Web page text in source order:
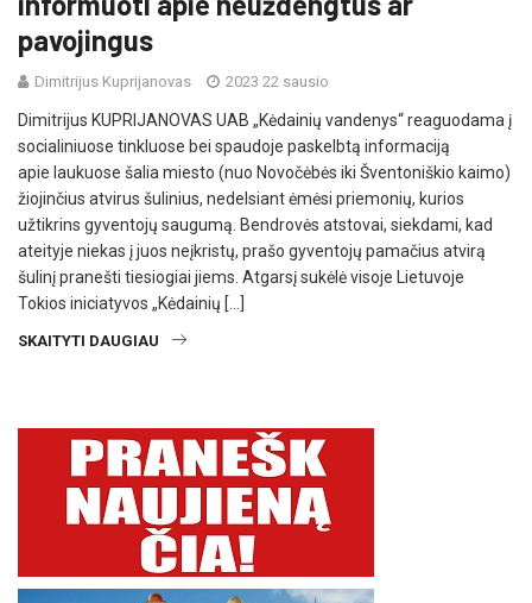
pavojingus
Dimitrijus Kuprijanovas 2023 22 sausio
Dimitrijus KUPRIJANOVAS UAB „Kėdainių vandenys“ reaguodama į
socialiniuose tinkluose bei spaudoje paskelbtą informaciją
apie laukuose šalia miesto (nuo Novočėbės iki Šventoniškio kaimo)
žiojinčius atvirus šulinius, nedelsiant ėmėsi priemonių, kurios
užtikrins gyventojų saugumą. Bendrovės atstovai, siekdami, kad
ateityje niekas į juos neįkristų, prašo gyventojų pamačius atvirą
šulinį pranešti tiesiogiai jiems. Atgarsį sukėlė visoje Lietuvoje
Tokios iniciatyvos „Kėdainių […]
SKAITYTI DAUGIAU